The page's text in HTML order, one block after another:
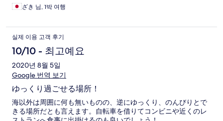
ざき 님, 1박 여행
실제 이용 고객 후기
10/10 - 최고예요
2020년 8월 5일
Google 번역 보기
ゆっくり過ごせる場所！
海以外は周囲に何も無いものの、逆にゆっくり、のんびりとで
きる場所だとも言えます。自転車を借りてコンビニや近くのレ